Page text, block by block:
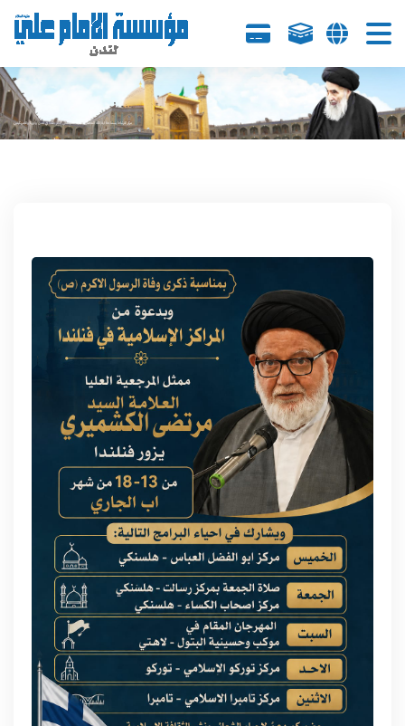
مركز الارتباط بسماحة اية الله العظمى السيد السيستاني (دام ظله) في لندن واوربا والامريكيتين